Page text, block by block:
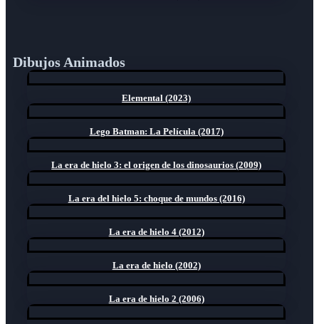
Dibujos Animados
Elemental (2023)
Lego Batman: La Película (2017)
La era de hielo 3: el origen de los dinosaurios (2009)
La era del hielo 5: choque de mundos (2016)
La era de hielo 4 (2012)
La era de hielo (2002)
La era de hielo 2 (2006)